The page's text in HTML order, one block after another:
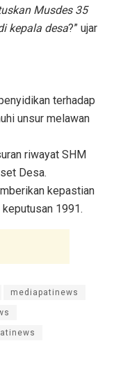
Musdes 35
kepala desa?” ujar
terhadap
unsur melawan
riwayat SHM
Desa.
kepastian
1991.
mediapatinews